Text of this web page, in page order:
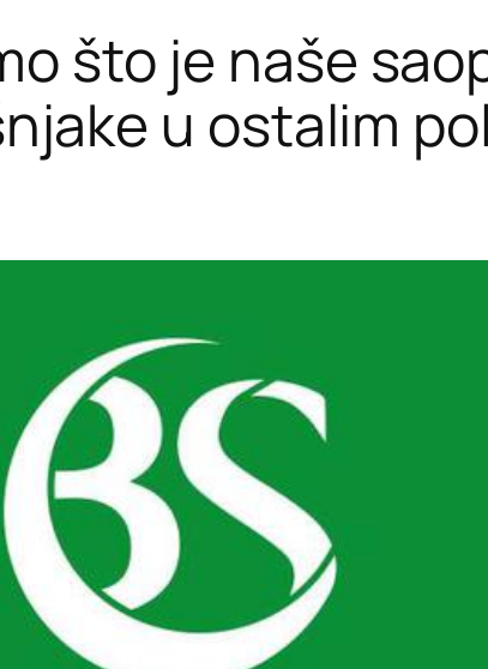
što je naše
u ostalim